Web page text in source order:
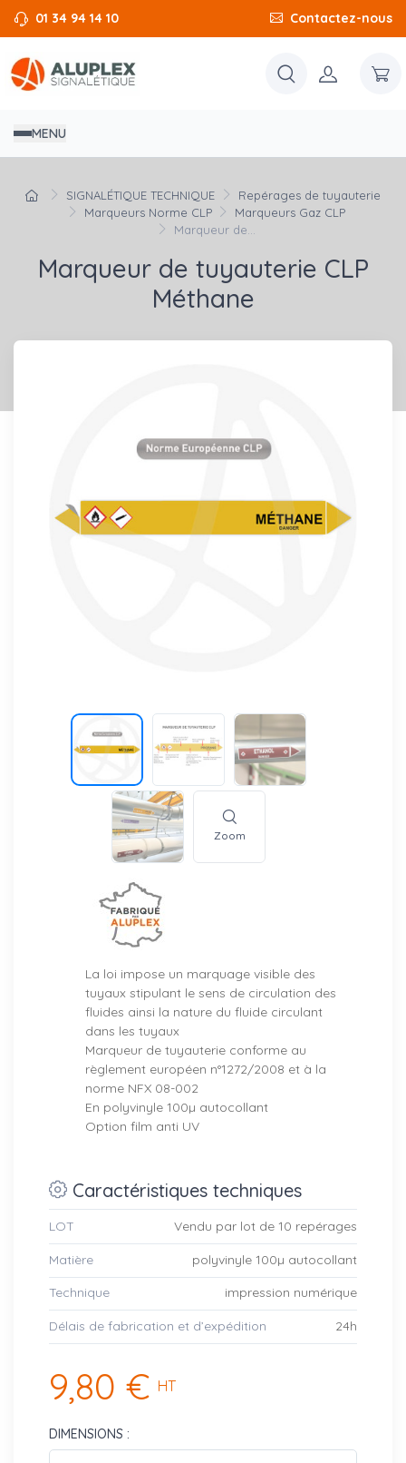
01 34 94 14 10 Contactez-nous
MENU
SIGNALÉTIQUE TECHNIQUE
Repérages de tuyauterie
Marqueurs Norme CLP
Marqueurs Gaz CLP
Marqueur de...
Marqueur de tuyauterie CLP
Méthane
Zoom
La loi impose un marquage visible des
tuyaux stipulant le sens de circulation des
fluides ainsi la nature du fluide circulant
dans les tuyaux
Marqueur de tuyauterie conforme au
règlement européen n°1272/2008 et à la
norme NFX 08-002
En polyvinyle 100µ autocollant
Option film anti UV
Caractéristiques techniques
LOT Vendu par lot de 10 repérages
Matière polyvinyle 100µ autocollant
Technique impression numérique
Délais de fabrication et d’expédition 24h
9,80 € HT
DIMENSIONS :